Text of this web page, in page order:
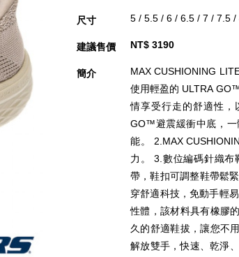
尺寸 5 / 5.5 / 6 / 6.5 / 7 / 7.5
建議售價 NT$ 3190
簡介
MAX CUSHIONING
使用輕盈的 ULTRA
情享受行走的舒適性，
GO™避震緩衝中底，一
能。 2.MAX
力。 3.數位編碼針織布
帶，鞋扣可調整鞋帶鬆
穿舒適科技，免動手輕
性體，該材料具有橡膠
久的舒適鞋拔，讓您不
解放雙手，快速、乾淨